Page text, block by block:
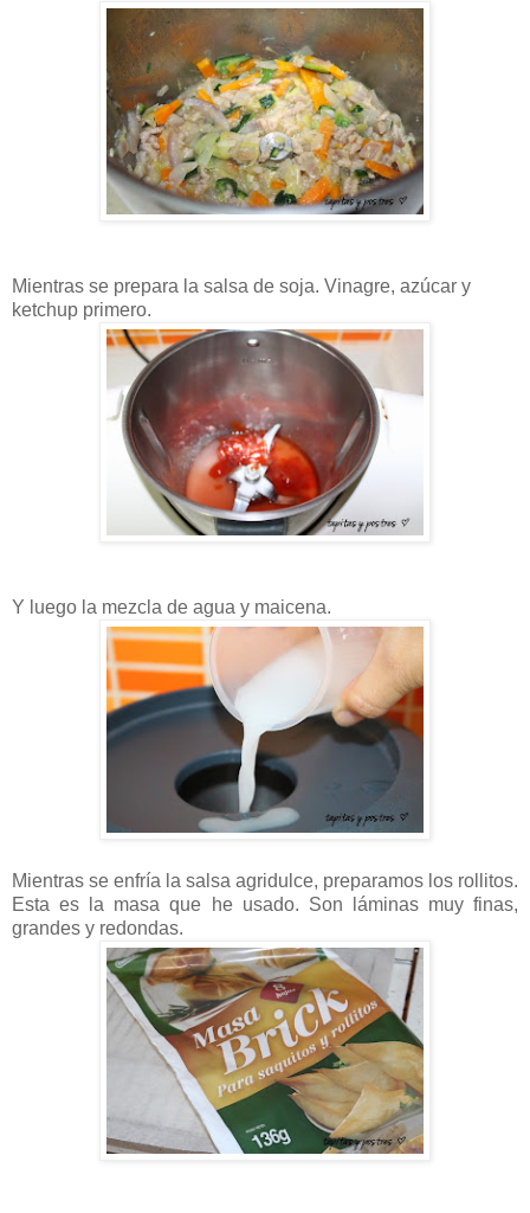
Mientras se prepara la salsa de soja. Vinagre, azúcar y
ketchup primero.
Y luego la mezcla de agua y maicena.
Mientras se enfría la salsa agridulce, preparamos los rollitos.
Esta es la masa que he usado. Son láminas muy finas,
grandes y redondas.